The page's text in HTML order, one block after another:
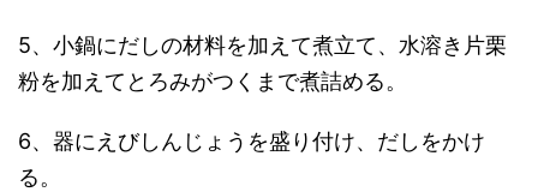
5、小鍋にだしの材料を加えて煮立て、水溶き片栗
粉を加えてとろみがつくまで煮詰める。
6、器にえびしんじょうを盛り付け、だしをかけ
る。